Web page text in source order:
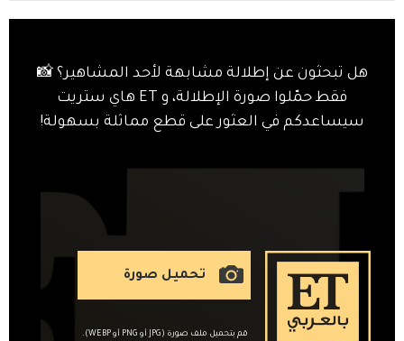
هل تبحثون عن إطلالة مشابهة لأحد المشاهير؟ 📸
فقط حمّلوا صورة الإطلالة، و ET هاي ستريت
سيساعدكم في العثور على قطع مماثلة بسهولة!
تحميل صورة
قم بتحميل ملف صورة (JPG أو PNG أو WEBP).